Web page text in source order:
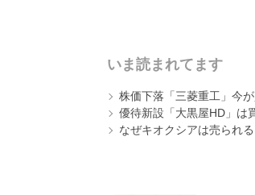
いま読まれてます
株価下落「三菱重工」今
優待新設「大黒屋HD」は
なぜキオクシアは売られ